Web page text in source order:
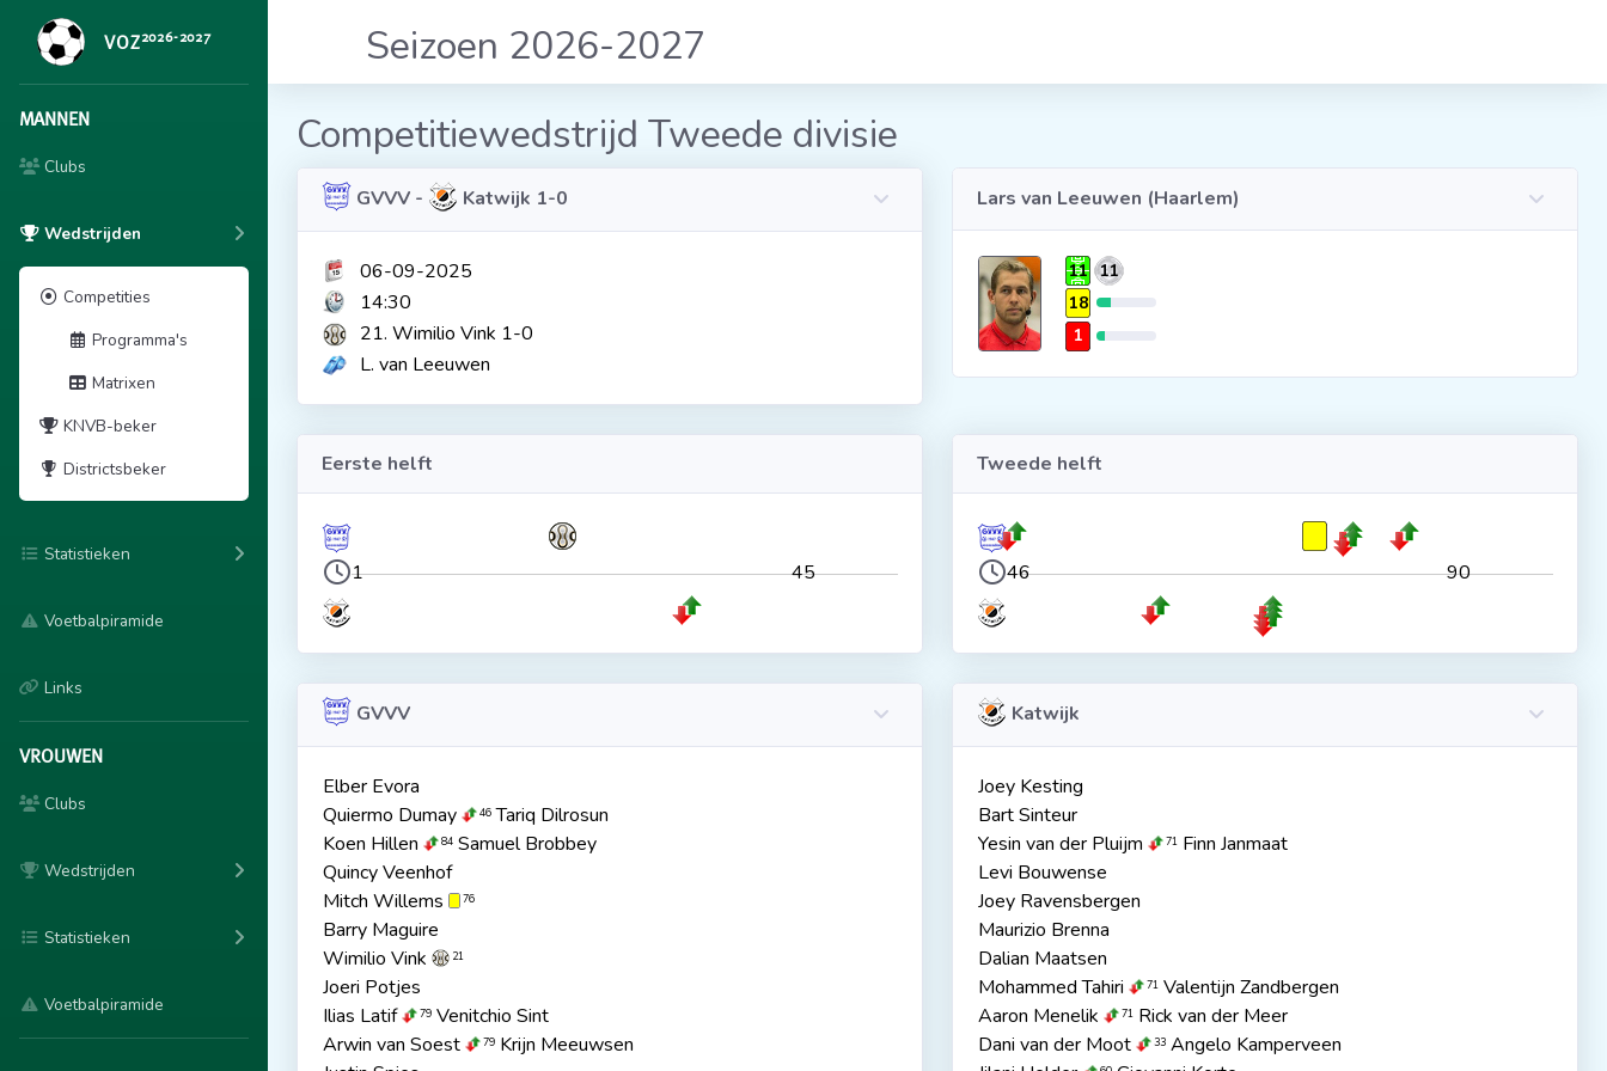
VOZ2026-2027
MANNEN
Clubs
Wedstrijden
Competities
Programma's
Matrixen
KNVB-beker
Districtsbeker
Statistieken
Voetbalpiramide
Links
VROUWEN
Clubs
Wedstrijden
Statistieken
Voetbalpiramide
Seizoen 2026-2027
Competitiewedstrijd Tweede divisie
GVVV - Katwijk 1-0
06-09-2025
14:30
21. Wimilio Vink 1-0
L. van Leeuwen
Lars van Leeuwen (Haarlem)
11 11
18
1
Eerste helft
1 45
Tweede helft
46 90
GVVV
Elber Evora
Quiermo Dumay
46 Tariq Dilrosun
Koen Hillen
84 Samuel Brobbey
Quincy Veenhof
Mitch Willems
76
Barry Maguire
Wimilio Vink
21
Joeri Potjes
Ilias Latif
79 Venitchio Sint
Arwin van Soest
79 Krijn Meeuwsen
Katwijk
Joey Kesting
Bart Sinteur
Yesin van der Pluijm
71 Finn Janmaat
Levi Bouwense
Joey Ravensbergen
Maurizio Brenna
Dalian Maatsen
Mohammed Tahiri
71 Valentijn Zandbergen
Aaron Menelik
71 Rick van der Meer
Dani van der Moot
33 Angelo Kamperveen